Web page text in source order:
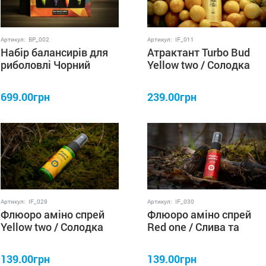
Артикул: BP_002
Набір балансирів для
риболовлі Чорний
балансира в упаковці
699.00грн
Артикул: IF_011
Атрактант Turbo Bud
Yellow two / Солодка
FISH
239.00грн
Артикул: IF_029
Флюоро аміно спрей
Yellow two / Солодка
FISH
139.00грн
Артикул: IF_030
Флюоро аміно спрей
Red one / Слива та
IRON FISH
139.00грн